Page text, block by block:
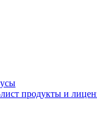
продукты и